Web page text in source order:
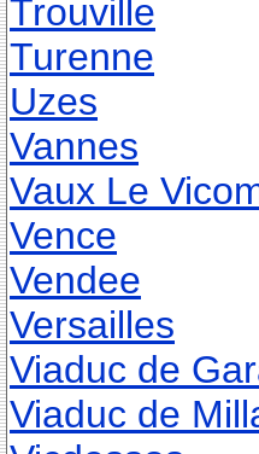
Trouville
Turenne
Uzes
Vannes
Vaux Le
Vence
Vendee
Versailles
Viaduc de
Viaduc de